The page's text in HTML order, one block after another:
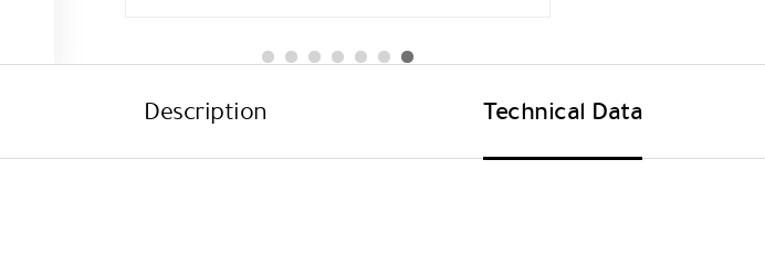
Technical Data
Description